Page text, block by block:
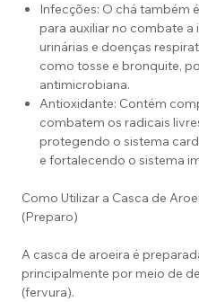
Infecções: O chá também
para auxiliar no combate a
urinárias e doenças
como tosse e bronquite,
antimicrobiana.
Antioxidante: Contém
combatem os radicais
protegendo o sistema
e fortalecendo o sistema
Como Utilizar a Casca de
(Preparo)
A casca de aroeira é
principalmente por meio de
(fervura).